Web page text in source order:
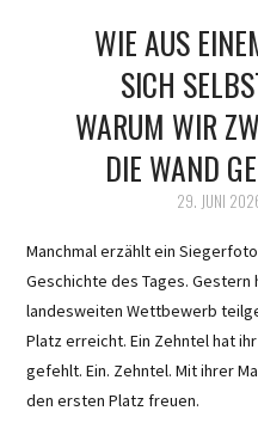
WIE AUS
SICH
WARUM WIR
DIE WAND
29. JUNI
Manchmal erzählt ein
Geschichte des Tages. Gestern
landesweiten Wettbewerb
Platz erreicht. Ein Zehntel hat
gefehlt. Ein. Zehntel. Mit ihrer
den ersten Platz freuen.